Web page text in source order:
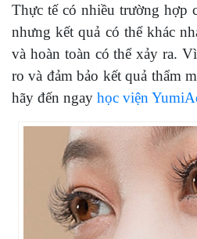
Thực tế có nhiều trường hợp
nhưng kết quả có thể khác
và hoàn toàn có thể xảy ra.
ro và đảm bảo kết quả thẩm
hãy đến ngay học viện